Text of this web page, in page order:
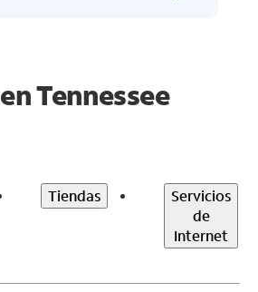
Tennessee
Tiendas
Servicios
de
Internet